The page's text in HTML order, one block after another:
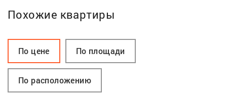
Похожие квартиры
По цене По площади
По расположению